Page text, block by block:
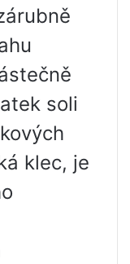
soli
klec, je